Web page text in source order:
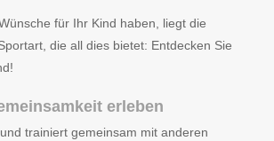
für Ihr Kind haben, liegt die
die all dies bietet: Entdecken Sie
erleben
trainiert gemeinsam mit anderen